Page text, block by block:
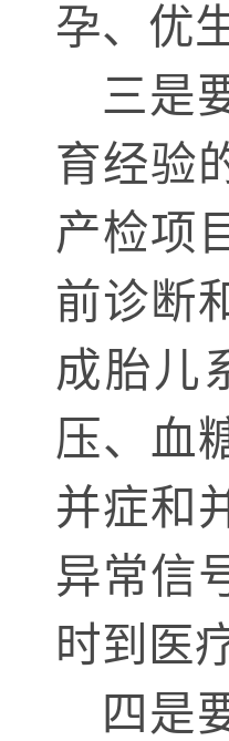
孕、优
三是
育经验
产检项
前诊断
成胎儿
压、血
并症和
异常信
时到医
四是